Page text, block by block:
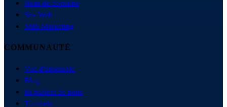
Nom de domaine
Site Web
SMS Marketing
COMMUNAUTÉ
Vue d'ensemble
Blog
Ils parlent de nous
Tutoriels